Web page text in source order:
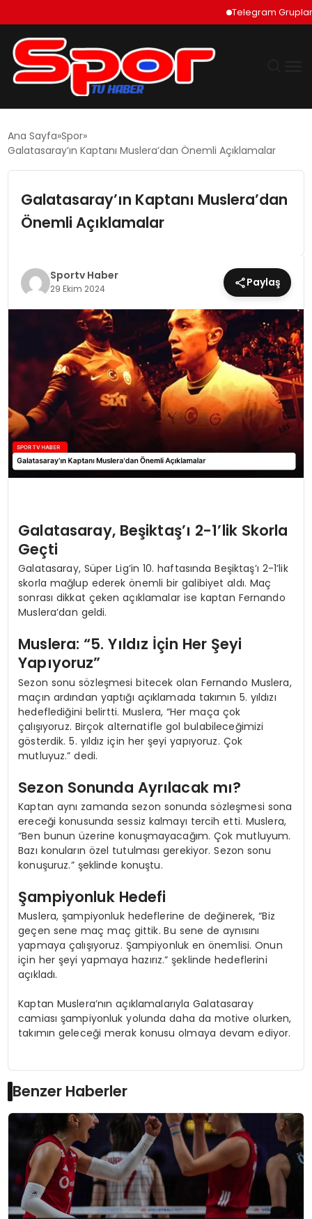
Telegram Grupları
EKONOMI
TEKNOLOJI
EĞITIM
MAGAZIN
SPOR
YAŞAM
Ana Sayfa Spor
Galatasaray’ın Kaptanı Muslera’dan Önemli Açıklamalar
Galatasaray’ın Kaptanı Muslera’dan
Önemli Açıklamalar
Sportv Haber
29 Ekim 2024 Paylaş
Galatasaray, Beşiktaş’ı 2-1’lik Skorla
Geçti
Galatasaray, Süper Lig’in 10. haftasında Beşiktaş’ı 2-1’lik
skorla mağlup ederek önemli bir galibiyet aldı. Maç
sonrası dikkat çeken açıklamalar ise kaptan Fernando
Muslera’dan geldi.
Muslera: “5. Yıldız İçin Her Şeyi
Yapıyoruz”
Sezon sonu sözleşmesi bitecek olan Fernando Muslera,
maçın ardından yaptığı açıklamada takımın 5. yıldızı
hedeflediğini belirtti. Muslera, “Her maça çok
çalışıyoruz. Birçok alternatifle gol bulabileceğimizi
gösterdik. 5. yıldız için her şeyi yapıyoruz. Çok
mutluyuz.” dedi.
Sezon Sonunda Ayrılacak mı?
Kaptan aynı zamanda sezon sonunda sözleşmesi sona
ereceği konusunda sessiz kalmayı tercih etti. Muslera,
“Ben bunun üzerine konuşmayacağım. Çok mutluyum.
Bazı konuların özel tutulması gerekiyor. Sezon sonu
konuşuruz.” şeklinde konuştu.
Şampiyonluk Hedefi
Muslera, şampiyonluk hedeflerine de değinerek, “Biz
geçen sene maç maç gittik. Bu sene de aynısını
yapmaya çalışıyoruz. Şampiyonluk en önemlisi. Onun
için her şeyi yapmaya hazırız.” şeklinde hedeflerini
açıkladı.
Kaptan Muslera’nın açıklamalarıyla Galatasaray
camiası şampiyonluk yolunda daha da motive olurken,
takımın geleceği merak konusu olmaya devam ediyor.
Benzer Haberler